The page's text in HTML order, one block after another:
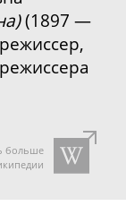
(1897 —
больше